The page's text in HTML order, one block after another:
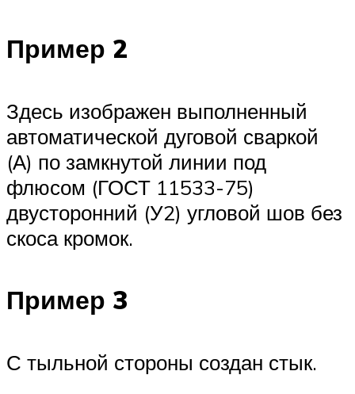
Пример 2
Здесь изображен выполненный
автоматической дуговой сваркой
(А) по замкнутой линии под
флюсом (ГОСТ 11533-75)
двусторонний (У2) угловой шов без
скоса кромок.
Пример 3
С тыльной стороны создан стык.